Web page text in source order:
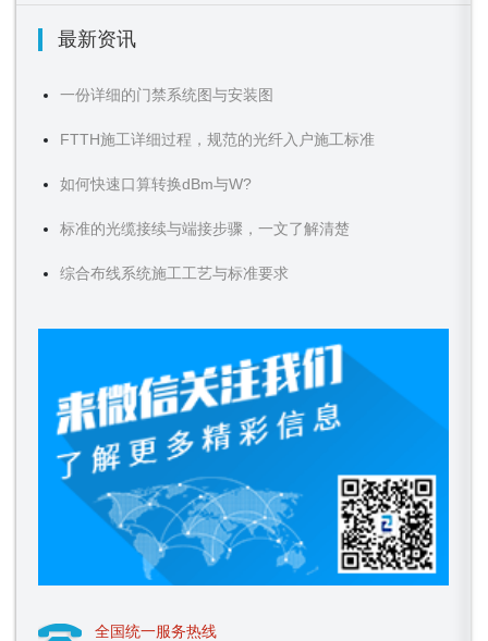
最新资讯
一份详细的门禁系统图与安装图
FTTH施工详细过程，规范的光纤入户施工标准
如何快速口算转换dBm与W?
标准的光缆接续与端接步骤，一文了解清楚
综合布线系统施工工艺与标准要求
全国统一服务热线